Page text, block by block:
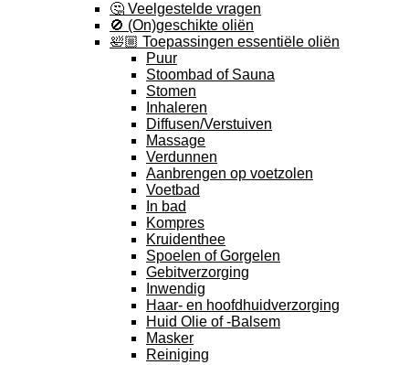
🤔 Veelgestelde vragen
🚫 (On)geschikte oliën
🛀🏼 Toepassingen essentiële oliën
Puur
Stoombad of Sauna
Stomen
Inhaleren
Diffusen/Verstuiven
Massage
Verdunnen
Aanbrengen op voetzolen
Voetbad
In bad
Kompres
Kruidenthee
Spoelen of Gorgelen
Gebitverzorging
Inwendig
Haar- en hoofdhuidverzorging
Huid Olie of -Balsem
Masker
Reiniging